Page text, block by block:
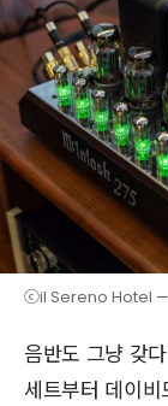
ⓒil Sereno Hotel
음반도 그냥 갖
세트부터 데이